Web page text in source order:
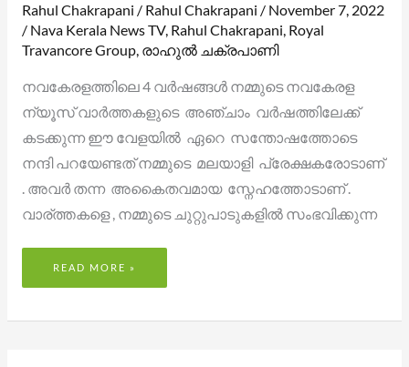
Rahul Chakrapani / Rahul Chakrapani / November 7, 2022
/ Nava Kerala News TV, Rahul Chakrapani Royal
Travancore Group, രാഹുൽ ചക്രപാണി
നവകേരളത്തിലെ 4 വർഷങ്ങൾ നമ്മുടെ നവകേരള
ന്യൂസ് വാർത്തകളുടെ അഞ്ചാം വർഷത്തിലേക്ക്
കടക്കുന്ന ഈ വേളയിൽ ഏറെ സന്തോഷത്തോടെ
നന്ദി പറയേണ്ടത് നമ്മുടെ മലയാളി പ്രേക്ഷകരോടാണ്
. അവർ തന്ന അകൈതവമായ സ്നേഹത്തോടാണ് .
വാര്ത്തകളെ , നമ്മുടെ ചുറ്റുപാടുകളിൽ സംഭവിക്കുന്ന
READ MORE »